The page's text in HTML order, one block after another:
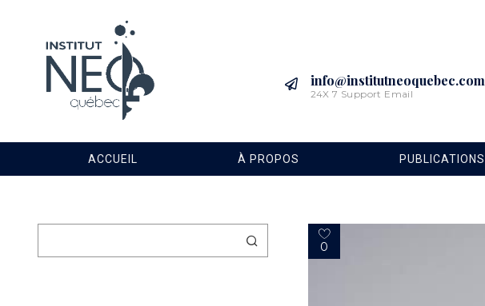
info@institutneoquebec.com
24X 7 Support Email
ACCUEIL À PROPOS PUBLICATIONS
0